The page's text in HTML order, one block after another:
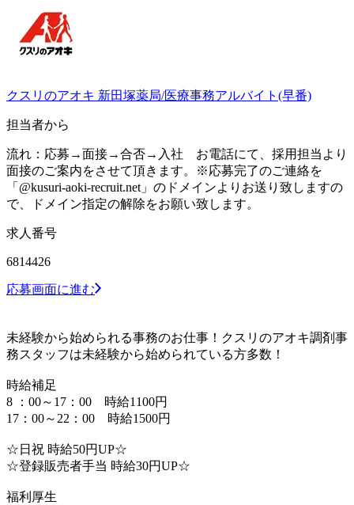
クスリのアオキ 新田塚薬局/医療事務アルバイト(早番)
担当者から
流れ：応募→面接→合否→入社 お電話にて、採用担当より
面接のご案内をさせて頂きます。※応募完了のご連絡を
「@kusuri-aoki-recruit.net」のドメインよりお送り致しますの
で、ドメイン指定の解除をお願い致します。
求人番号
6814426
応募画面に進む
未経験から始められる事務のお仕事！クスリのアオキ調剤事
務スタッフは未経験から始められている方多数！
時給補足
8 ：00～17：00 時給1100円
17：00～22：00 時給1500円
☆日祝 時給50円UP☆
☆登録販売者手当 時給30円UP☆
福利厚生